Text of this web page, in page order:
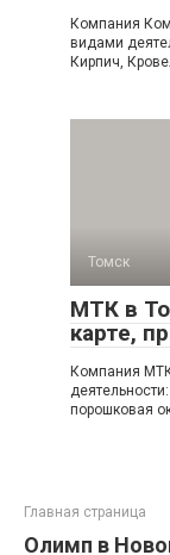
Компания
видами
Кирпич,
Томск
МТК в
карте,
Компания
порошковая
Главная страница
Олимп в